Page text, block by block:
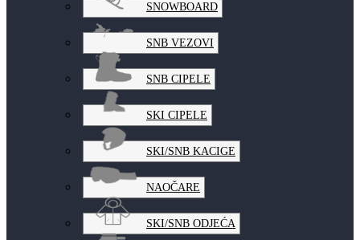
SNOWBOARD
SNB VEZOVI
SNB CIPELE
SKI CIPELE
SKI/SNB KACIGE
NAOČARE
SKI/SNB ODJEĆA